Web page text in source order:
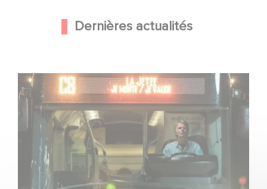
Dernières actualités
Une date de sortie pour le nouveau film de Franck
Dubosc